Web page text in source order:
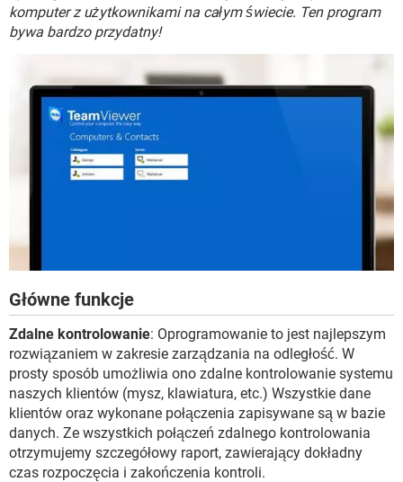
WINDOWS 10
komputer z użytkownikami na całym świecie. Ten program
bywa bardzo przydatny!
Główne funkcje
Zdalne kontrolowanie: Oprogramowanie to jest najlepszym
rozwiązaniem w zakresie zarządzania na odległość. W
prosty sposób umożliwia ono zdalne kontrolowanie systemu
naszych klientów (mysz, klawiatura, etc.) Wszystkie dane
klientów oraz wykonane połączenia zapisywane są w bazie
danych. Ze wszystkich połączeń zdalnego kontrolowania
otrzymujemy szczegółowy raport, zawierający dokładny
czas rozpoczęcia i zakończenia kontroli.